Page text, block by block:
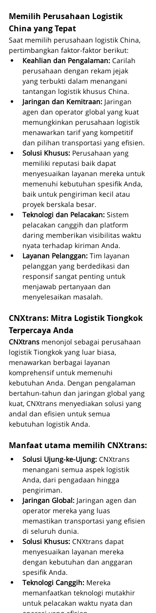
Memilih Perusahaan Logistik
China yang Tepat
Saat memilih perusahaan logistik China,
pertimbangkan faktor-faktor berikut:
Keahlian dan Pengalaman: Carilah
perusahaan dengan rekam jejak
yang terbukti dalam menangani
tantangan logistik khusus China.
Jaringan dan Kemitraan: Jaringan
agen dan operator global yang kuat
memungkinkan perusahaan logistik
menawarkan tarif yang kompetitif
dan pilihan transportasi yang efisien.
Solusi Khusus: Perusahaan yang
memiliki reputasi baik dapat
menyesuaikan layanan mereka untuk
memenuhi kebutuhan spesifik Anda,
baik untuk pengiriman kecil atau
proyek berskala besar.
Teknologi dan Pelacakan: Sistem
pelacakan canggih dan platform
daring memberikan visibilitas waktu
nyata terhadap kiriman Anda.
Layanan Pelanggan: Tim layanan
pelanggan yang berdedikasi dan
responsif sangat penting untuk
menjawab pertanyaan dan
menyelesaikan masalah.
CNXtrans: Mitra Logistik Tiongkok
Terpercaya Anda
CNXtrans menonjol sebagai perusahaan
logistik Tiongkok yang luar biasa,
menawarkan berbagai layanan
komprehensif untuk memenuhi
kebutuhan Anda. Dengan pengalaman
bertahun-tahun dan jaringan global yang
kuat, CNXtrans menyediakan solusi yang
andal dan efisien untuk semua
kebutuhan logistik Anda.
Manfaat utama memilih CNXtrans:
Solusi Ujung-ke-Ujung: CNXtrans
menangani semua aspek logistik
Anda, dari pengadaan hingga
pengiriman.
Jaringan Global: Jaringan agen dan
operator mereka yang luas
memastikan transportasi yang efisien
di seluruh dunia.
Solusi Khusus: CNXtrans dapat
menyesuaikan layanan mereka
dengan kebutuhan dan anggaran
spesifik Anda.
Teknologi Canggih: Mereka
memanfaatkan teknologi mutakhir
untuk pelacakan waktu nyata dan